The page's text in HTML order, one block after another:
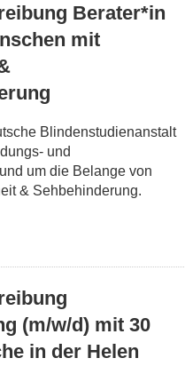
Berater*in
mit
Blindenstudienanstalt
und
um die Belange von
& Sehbehinderung.
(m/w/d) mit 30
in der Helen